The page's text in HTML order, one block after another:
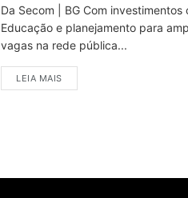
Da Secom | BG Com investimentos
Educação e planejamento para
vagas na rede pública...
LEIA MAIS